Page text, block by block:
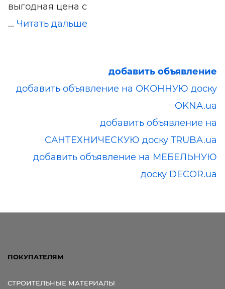
выгодная цена с
... Читать дальше
добавить объявление
добавить объявление на ОКОННУЮ доску
OKNA.ua
добавить объявление на
САНТЕХНИЧЕСКУЮ доску TRUBA.ua
добавить объявление на МЕБЕЛЬНУЮ
доску DECOR.ua
ПОКУПАТЕЛЯМ
СТРОИТЕЛЬНЫЕ МАТЕРИАЛЫ